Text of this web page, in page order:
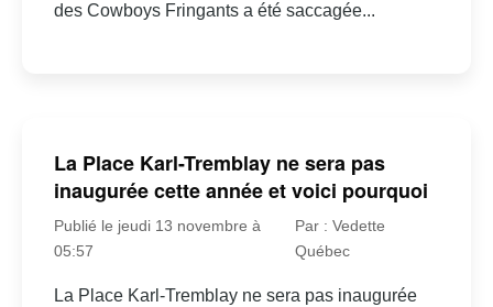
des Cowboys Fringants a été saccagée...
La Place Karl-Tremblay ne sera pas
inaugurée cette année et voici pourquoi
Publié le jeudi 13 novembre à
05:57
Par : Vedette
Québec
La Place Karl-Tremblay ne sera pas inaugurée